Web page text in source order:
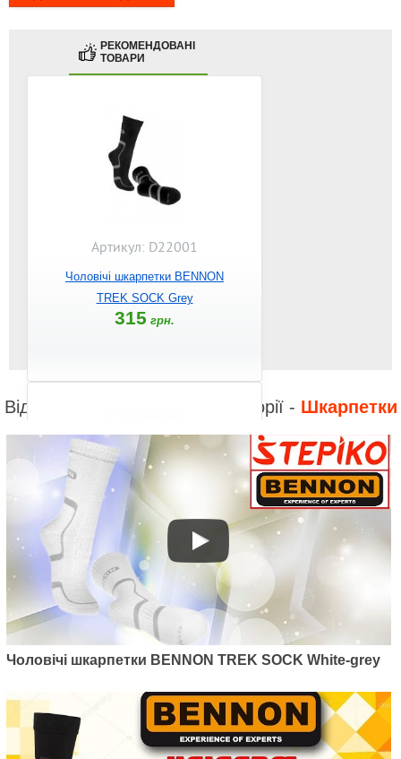
РЕКОМЕНДОВАНІ
ТОВАРИ
Артикул: D22001
Чоловічі шкарпетки BENNON
TREK SOCK Grey
315 грн.
Артикул: D26001
Чоловічі шкарпетки BENNON
SOCK AIR Black
250 грн.
Відео до інших товарів з категорії - Шкарпетки
Чоловічі шкарпетки BENNON TREK SOCK White-grey